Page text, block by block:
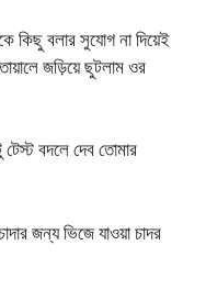
কিছু বলার সুযোগ না দিয়েই
জড়িয়ে ছুটলাম ওর
বদলে দেব তোমার
জন্য ভিজে যাওয়া চাদর